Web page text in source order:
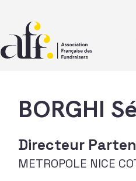
BORGHI
Directeur
METROPOLE NICE